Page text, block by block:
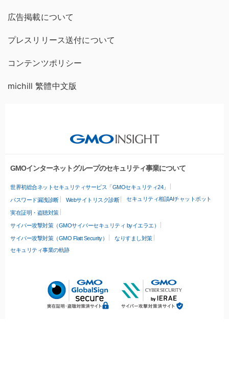
広告掲載について
プレスリリース送付について
コンテンツポリシー
michill 繁體中文版
GMOインターネットグループのセキュリティ事業について
世界初総合ネットセキュリティサービス「GMOセキュリティ24」
パスワード漏洩診断 Webサイトリスク診断 セキュリティ相談AIチャットボット
実在証明・盗聴対策
サイバー攻撃対策（GMOサイバーセキュリティ byイエラエ）
サイバー攻撃対策（GMO Flatt Security）
なりすまし対策
セキュリティ事業の軌跡